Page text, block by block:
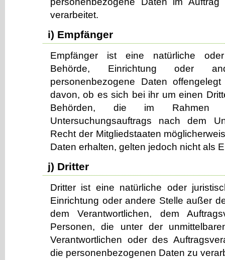
verarbeitet.
i) Empfänger
Empfänger ist eine natürliche
Behörde, Einrichtung oder
personenbezogene Daten
davon, ob es sich bei ihr um einen
Behörden, die im Rahmen
Untersuchungsauftrags nach dem
Recht der Mitgliedstaaten
Daten erhalten, gelten jedoch nicht als
j) Dritter
Dritter ist eine natürliche oder
Einrichtung oder andere Stelle außer
dem Verantwortlichen, dem
Personen, die unter der
Verantwortlichen oder des
die personenbezogenen Daten zu